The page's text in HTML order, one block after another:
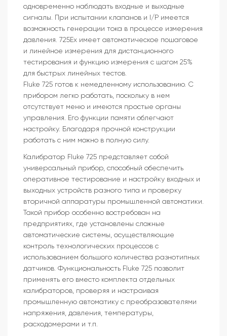
одновременно наблюдать входные и выходные
сигналы. При испытании клапанов и I/P имеется
возможность генерации тока в процессе измерения
давления. 725Ex имеет автоматическое пошаговое
и линейное измерения для дистанционного
тестирования и функцию измерения с шагом 25%
для быстрых линейных тестов.
Fluke 725 готов к немедленному использованию. С
прибором легко работать, поскольку в нем
отсутствует меню и имеются простые органы
управления. Его функции памяти облегчают
настройку. Благодаря прочной конструкции
работать с ним можно в полную силу.
Калибратор Fluke 725 представляет собой
универсальный прибор, способный обеспечить
оперативное тестирование и настройку входных и
выходных устройств разного типа и проверку
вторичной аппаратуры промышленной автоматики.
Такой прибор особенно востребован на
предприятиях, где установлены сложные
автоматические системы, осуществляющие
контроль технологических процессов с
использованием большого количества разнотипных
датчиков. Функциональность Fluke 725 позволит
применять его вместо комплекта отдельных
калибраторов, проверяя и настраивая
промышленную автоматику с преобразователями
напряжения, давления, температуры,
расходомерами и т.п.